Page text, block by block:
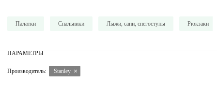
Палатки Спальники Лыжи, сани, снегоступы Рюкзаки
ПАРАМЕТРЫ
Производитель: Stanley